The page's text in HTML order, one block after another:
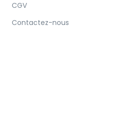
CGV
Contactez-nous